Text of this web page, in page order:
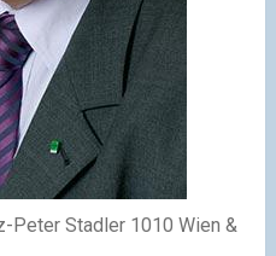
Peter Stadler 1010 Wien &